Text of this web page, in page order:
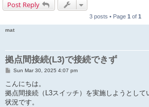
Post Reply
3 posts • Page 1 of 1
mat
拠点間接続(L3)で接続できず
P
t
Sun Mar 30, 2025 4:07 pm
こんにちは。
拠点間接続（L3スイッチ）を実施しようとして
状況です。